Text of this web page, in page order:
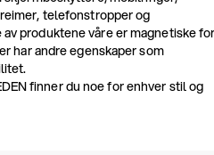
telefonstropper og
produktene våre er magnetiske for
har andre egenskaper som
finner du noe for enhver stil og